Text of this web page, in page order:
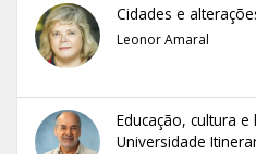
Cidades e
Leonor Amaral
Educação, cultura
Universidade